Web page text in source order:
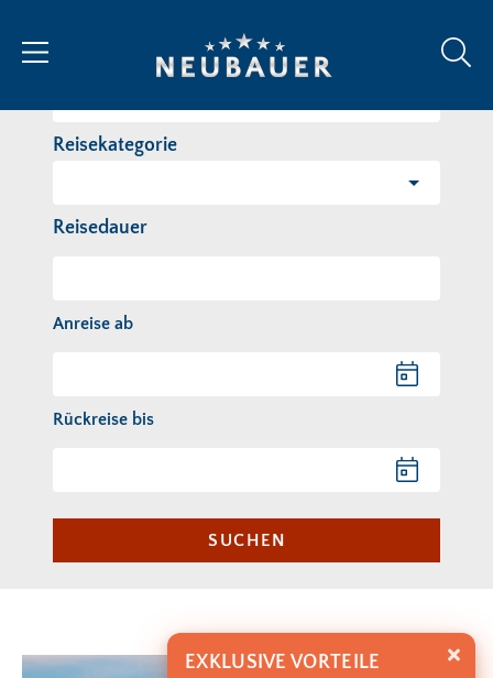
Reisekategorie
Reisedauer
Anreise ab
Rückreise bis
SUCHEN
EXKLUSIVE VORTEILE